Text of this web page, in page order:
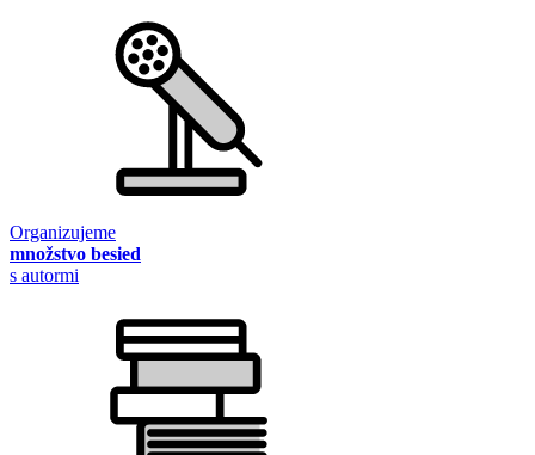
Organizujeme
množstvo besied
s autormi